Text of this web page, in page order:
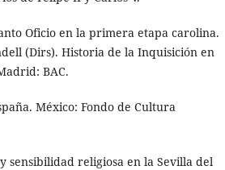
Oficio en la primera etapa carolina.
(Dirs). Historia de la Inquisición en
BAC.
México: Fondo de Cultura
sensibilidad religiosa en la Sevilla del